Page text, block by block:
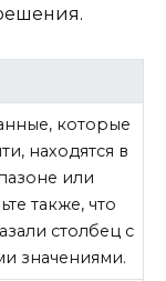
которые
находятся в
или
также, что
столбец с
значениями.